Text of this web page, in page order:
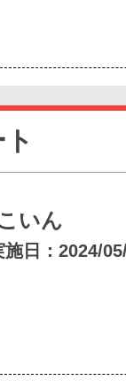
いん
施日：2024/